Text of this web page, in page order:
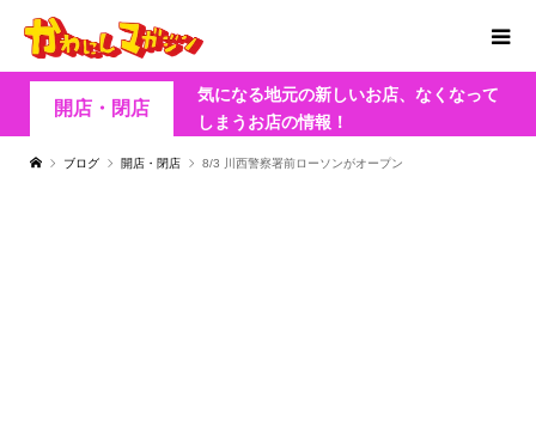
開店・閉店
気になる地元の新しいお店、なくなって
しまうお店の情報！
ブログ 開店・閉店 8/3 川西警察署前ローソンがオープン